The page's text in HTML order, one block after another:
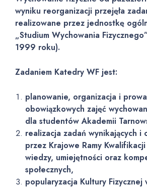
wyniku reorganizacji przejęła
realizowane przez jednostkę
„Studium Wychowania
1999 roku).
Zadaniem Katedry WF jest:
planowanie, organizacja i
obowiązkowych zajęć
dla studentów Akademii
realizacja zadań wynikających i
przez Krajowe Ramy
wiedzy, umiejętności oraz
społecznych,
popularyzacja Kultury Fizycznej